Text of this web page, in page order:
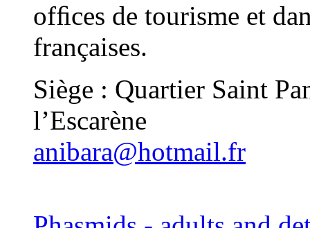
ofﬁces de tourisme et
françaises.
Siège : Quartier Saint
l’Escarène
anibara@hotmail.fr